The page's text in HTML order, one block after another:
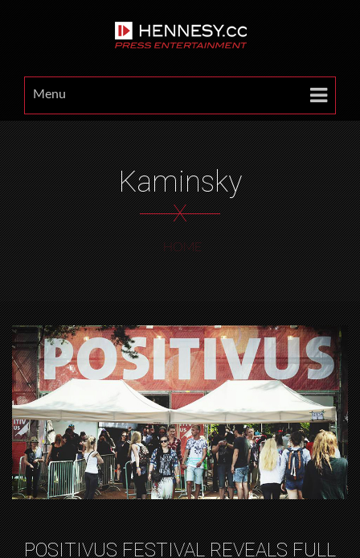
Menu
Kaminsky
X
HOME
POSITIVUS FESTIVAL REVEALS FULL